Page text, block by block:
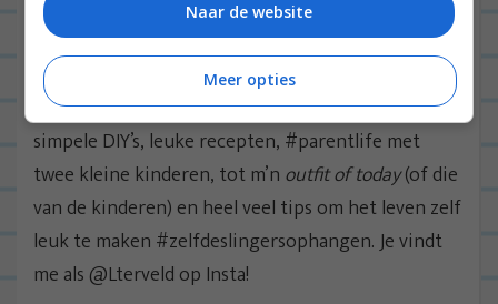
Volg mijn leven op Instagram
Daar deel ik dagelijks alles wat ik meemaak in mijn
leven. Van stories over interieurmake-overs,
simpele DIY’s, leuke recepten, #parentlife met
twee kleine kinderen, tot m’n outfit of today(of die
van de kinderen) en heel veel tips om het leven zelf
leuk te maken #zelfdeslingersophangen. Je vindt
me als @Lterveld op Insta!
Naar de website
Meer opties